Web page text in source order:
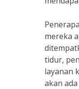
mereka
tidur,
layanan
akan